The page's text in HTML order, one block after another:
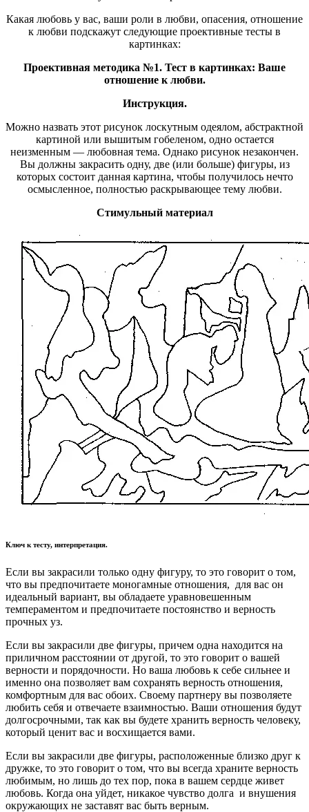
Какая любовь у вас, ваши роли в любви, опасения, отношение
к любви подскажут следующие проективные тесты в
картинках:
Проективная методика №1. Тест в картинках: Ваше
отношение к любви.
Инструкция.
Можно назвать этот рисунок лоскутным одеялом, абстрактной
картиной или вышитым гобеленом, одно остается
неизменным — любовная тема. Однако рисунок незакончен.
Вы должны закрасить одну, две (или больше) фигуры, из
которых состоит данная картина, чтобы получилось нечто
осмысленное, полностью раскрывающее тему любви.
Стимульный материал
Ключ к тесту, интерпретация.
Если вы закрасили только одну фигуру, то это говорит о том,
что вы предпочитаете моногам­ные отношения, для вас он
идеальный вариант, вы обладаете уравновешенным
темпераментом и предпочитаете постоянство и верность
прочных уз.
Если вы закрасили две фигуры, причем одна находится на
приличном рассто­янии от другой, то это говорит о вашей
верности и порядочности. Но ваша любовь к себе сильнее и
именно она позволяет вам сохранять верность отношения,
комфортным для вас обоих. Своему партнеру вы позволяете
любить себя и отвечаете взаимностью. Ваши отношения будут
долгосрочными, так как вы будете хранить верность человеку,
который ценит вас и восхищается вами.
Если вы закрасили две фигуры, расположен­ные близко друг к
дружке, то это говорит о том, что вы всегда храните верность
любимым, но лишь до тех пор, пока в вашем сердце живет
любовь. Когда она уйдет, никакое чувство долга и внуше­ния
окружающих не заставят вас быть верным.